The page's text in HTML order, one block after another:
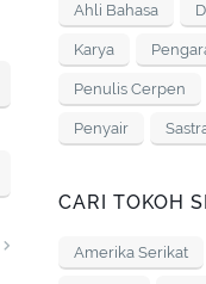
Ahli Bahasa
Karya
Penulis Cerpen
Penyair
CARI TOKOH
Amerika Serikat